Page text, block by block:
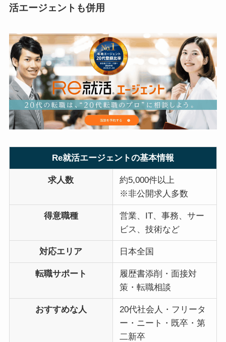
活エージェントも併用
Re就活エージェントの基本情報
求人数
約5,000件以上
※非公開求人多数
得意職種
営業、IT、事務、サー
ビス、技術など
対応エリア 日本全国
転職サポート
履歴書添削・面接対
策・転職相談
おすすめな人
20代社会人・フリータ
ー・ニート・既卒・第
二新卒